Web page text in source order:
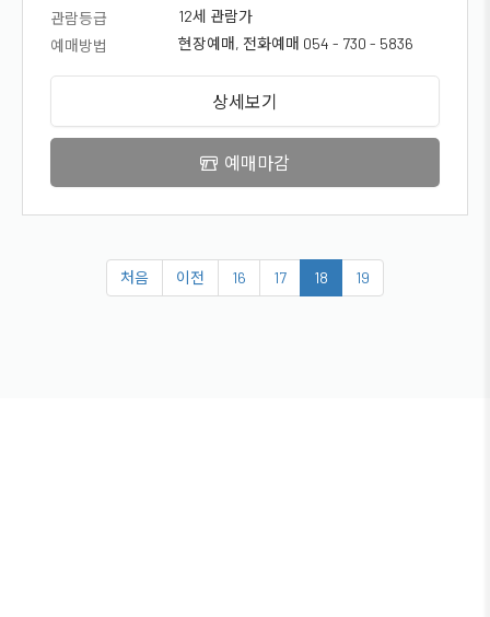
청소년) - 5,000원, 문화의 달 (65세 이상)
- 무료!, , <신분증 지참시 차액지불>, 1.
청소년 - 1,000원 할인, 2. 경로
(만65세이상), 장애인, 국가유공자 -
1,000원 할인
관람등급
12세 관람가
예매방법
현장예매, 전화예매 054 - 730 - 5836
상세보기
예매마감
처음 이전 16 17 18 19